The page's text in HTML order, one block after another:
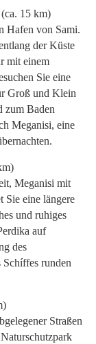
(ca. 15 km)
Hafen von Sami.
der Küste
mit einem
Sie eine
Groß und Klein
zum Baden
Meganisi, eine
Meganisi mit
Sie eine längere
und ruhiges
auf
des
Schíffes runden
Straßen